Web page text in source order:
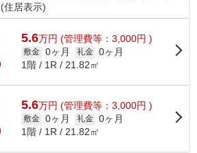
(住居表示)
5.6万円 (管理費等：3,000円 )
敷金 0ヶ月 礼金 0ヶ月
1階 / 1R / 21.82㎡
5.6万円 (管理費等：3,000円 )
敷金 0ヶ月 礼金 0ヶ月
1階 / 1R / 21.82㎡